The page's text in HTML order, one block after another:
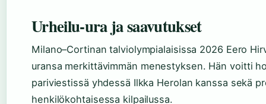
Urheilu-ura ja saavutukset
Milano–Cortinan talviolympialaisissa 2026 Eero
uransa merkittävimmän menestyksen. Hän voitti
pariviestissä yhdessä Ilkka Herolan kanssa sekä
henkilökohtaisessa kilpailussa.